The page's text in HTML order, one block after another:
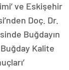
ve Eskişehir
Doç. Dr.
Buğdayın
Kalite